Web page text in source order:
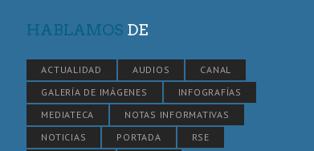
HABLAMOS DE
ACTUALIDAD AUDIOS
CANAL
GALERÍA DE IMÁGENES
INFOGRAFÍAS
MEDIATECA
NOTAS INFORMATIVAS
NOTICIAS
PORTADA RSE